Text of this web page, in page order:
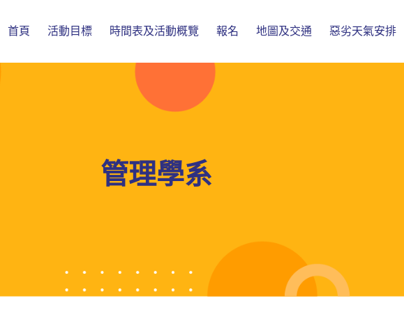
首頁 活動目標 時間表及活動概覽 報名 地圖及交通 惡劣天氣安排
管理學系